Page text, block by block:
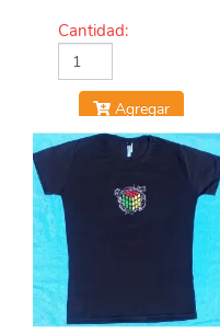
Cantidad:
Agregar